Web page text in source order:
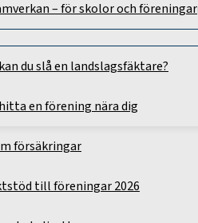
– för skolor och föreningar
kan du slå en landslagsfäktare?
hitta en förening nära dig
försäkringar
till föreningar 2026